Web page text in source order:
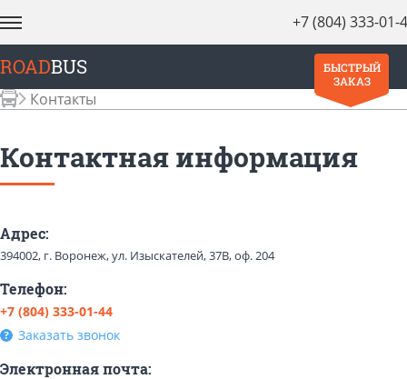
+7 (804) 333-01-
ROADBUS
БЫСТРЫЙ
ЗАКАЗ
Контакты
Контактная информация
Адрес:
394002, г. Воронеж, ул. Изыскателей, 37В, оф. 204
Телефон:
+7 (804) 333-01-44
Заказать звонок
Электронная почта: